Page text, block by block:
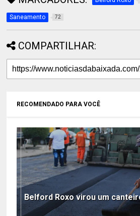
Saneamento 72
COMPARTILHAR:
RECOMENDADO PARA VOCÊ
Belford Roxo virou um